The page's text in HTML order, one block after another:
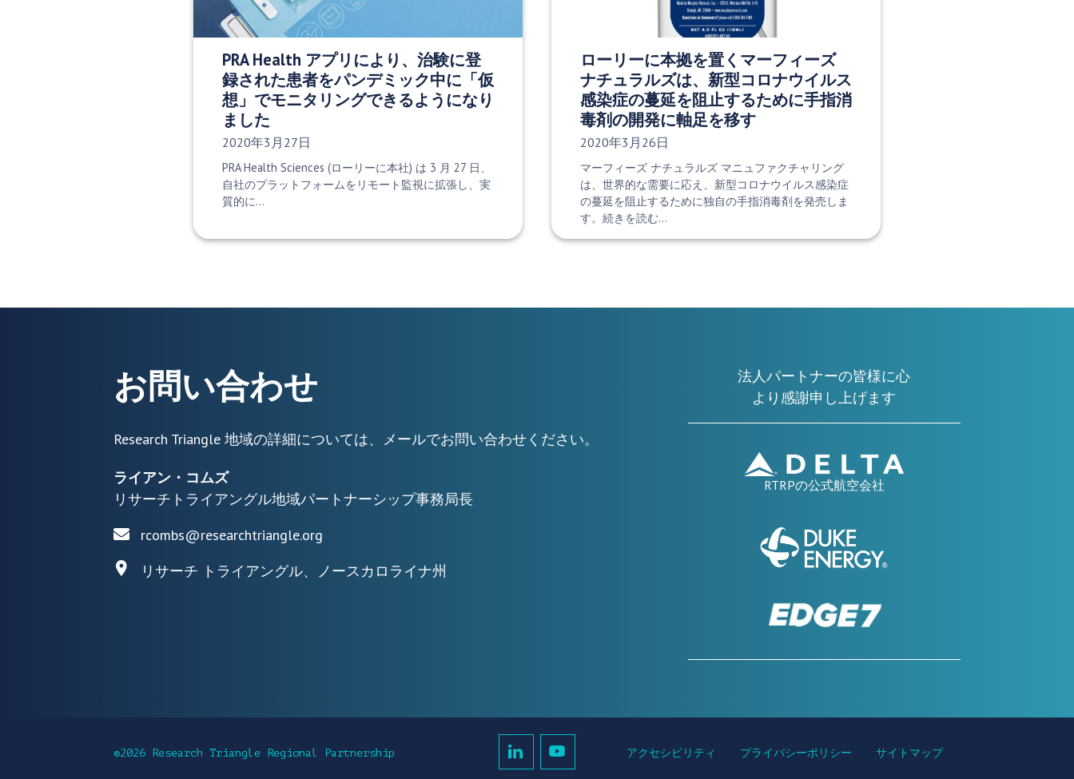
PRA Health アプリにより、治験に登
録された患者をパンデミック中に「仮
想」でモニタリングできるようになり
ました
発行日:
2020年3月27日
PRA Health Sciences (ローリーに本社) は 3 月 27 日、
自社のプラットフォームをリモート監視に拡張し、実
質的に…
ローリーに本拠を置くマーフィーズ
ナチュラルズは、新型コロナウイルス
感染症の蔓延を阻止するために手指消
毒剤の開発に軸足を移す
発行日:
2020年3月26日
マーフィーズ ナチュラルズ マニュファクチャリング
は、世界的な需要に応え、新型コロナウイルス感染症
の蔓延を阻止するために独自の手指消毒剤を発売しま
す。続きを読む…
お問い合わせ
Research Triangle 地域の詳細については、メールでお問い合わせください。
ライアン・コムズ
リサーチトライアングル地域パートナーシップ事務局長
rcombs@researchtriangle.org
リサーチ トライアングル、ノースカロライナ州
法人パートナーの皆様に心
より感謝申し上げます
RTRPの公式航空会社
©2026 Research Triangle Regional Partnership アクセシビリティ プライバシーポリシー サイトマップ